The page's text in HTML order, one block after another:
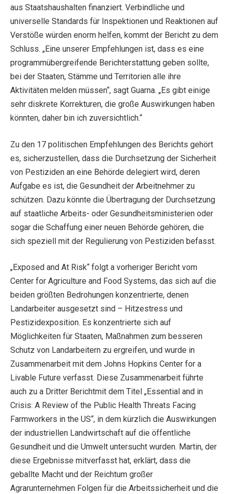
aus Staatshaushalten finanziert. Verbindliche und
universelle Standards für Inspektionen und Reaktionen auf
Verstöße würden enorm helfen, kommt der Bericht zu dem
Schluss. „Eine unserer Empfehlungen ist, dass es eine
programmübergreifende Berichterstattung geben sollte,
bei der Staaten, Stämme und Territorien alle ihre
Aktivitäten melden müssen“, sagt Guarna. „Es gibt einige
sehr diskrete Korrekturen, die große Auswirkungen haben
könnten, daher bin ich zuversichtlich.“
Zu den 17 politischen Empfehlungen des Berichts gehört
es, sicherzustellen, dass die Durchsetzung der Sicherheit
von Pestiziden an eine Behörde delegiert wird, deren
Aufgabe es ist, die Gesundheit der Arbeitnehmer zu
schützen. Dazu könnte die Übertragung der Durchsetzung
auf staatliche Arbeits- oder Gesundheitsministerien oder
sogar die Schaffung einer neuen Behörde gehören, die
sich speziell mit der Regulierung von Pestiziden befasst.
„Exposed and At Risk“ folgt a vorheriger Bericht vom
Center for Agriculture and Food Systems, das sich auf die
beiden größten Bedrohungen konzentrierte, denen
Landarbeiter ausgesetzt sind – Hitzestress und
Pestizidexposition. Es konzentrierte sich auf
Möglichkeiten für Staaten, Maßnahmen zum besseren
Schutz von Landarbeitern zu ergreifen, und wurde in
Zusammenarbeit mit dem Johns Hopkins Center for a
Livable Future verfasst. Diese Zusammenarbeit führte
auch zu a Dritter Berichtmit dem Titel „Essential and in
Crisis: A Review of the Public Health Threats Facing
Farmworkers in the US“, in dem kürzlich die Auswirkungen
der industriellen Landwirtschaft auf die öffentliche
Gesundheit und die Umwelt untersucht wurden. Martin, der
diese Ergebnisse mitverfasst hat, erklärt, dass die
geballte Macht und der Reichtum großer
Agrarunternehmen Folgen für die Arbeitssicherheit und die